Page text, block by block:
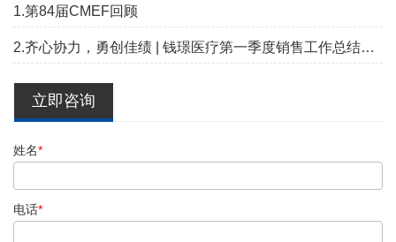
1.第84届CMEF回顾
2.齐心协力，勇创佳绩 | 钱璟医疗第一季度销售工作总结暨培训会圆满落幕
立即咨询
姓名*
电话*